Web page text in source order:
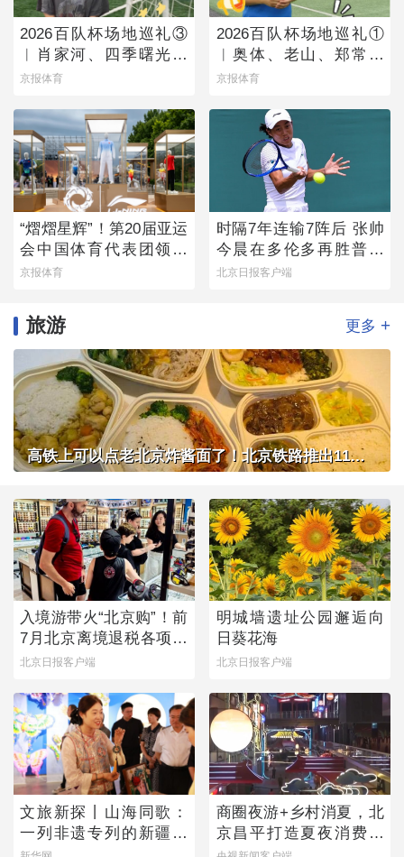
2026百队杯场地巡礼③
︱肖家河、四季曙光赛
区
京报体育
2026百队杯场地巡礼①
︱奥体、老山、郑常庄
赛区静候百队杯开幕
京报体育
“熠熠星辉”！第20届亚运
会中国体育代表团领奖
装备发布
京报体育
时隔7年连输7阵后 张帅
今晨在多伦多再胜普丁
塞娃
北京日报客户端
旅游 更多 +
高铁上可以点老北京炸酱面了！北京铁路推出11款新品高铁餐
入境游带火“北京购”！前
7月北京离境退税各项数
据均创新高
北京日报客户端
明城墙遗址公园邂逅向
日葵花海
北京日报客户端
文旅新探丨山海同歌：
一列非遗专列的新疆旅
程
商圈夜游+乡村消夏，北
京昌平打造夏夜消费新
图景